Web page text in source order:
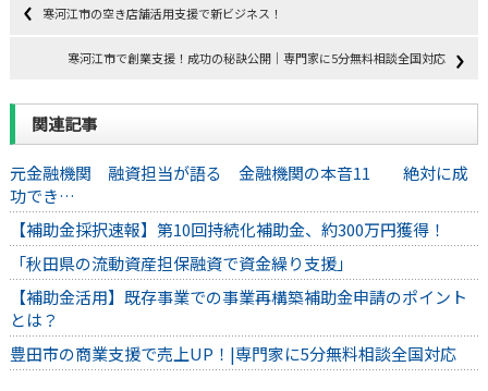
寒河江市の空き店舗活用支援で新ビジネス！
寒河江市で創業支援！成功の秘訣公開｜専門家に5分無料相談全国対応
関連記事
元金融機関 融資担当が語る 金融機関の本音11 絶対に成
功でき…
【補助金採択速報】第10回持続化補助金、約300万円獲得！
「秋田県の流動資産担保融資で資金繰り支援」
【補助金活用】既存事業での事業再構築補助金申請のポイント
とは？
豊田市の商業支援で売上UP！|専門家に5分無料相談全国対応